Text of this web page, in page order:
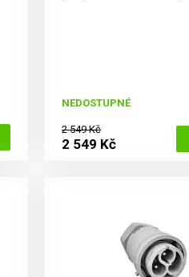
NEDOSTUPNÉ
2 549 Kč
2 549 Kč